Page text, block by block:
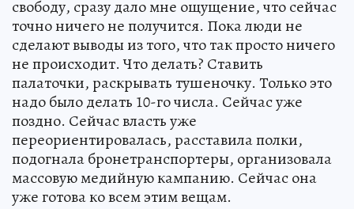
свободу, сразу дало мне ощущение, что сейчас
точно ничего не получится. Пока люди не
сделают выводы из того, что так просто ничего
не происходит. Что делать? Ставить
палаточки, раскрывать тушеночку. Только это
надо было делать 10-го числа. Сейчас уже
поздно. Сейчас власть уже
переориентировалась, расставила полки,
подогнала бронетранспортеры, организовала
массовую медийную кампанию. Сейчас она
уже готова ко всем этим вещам.